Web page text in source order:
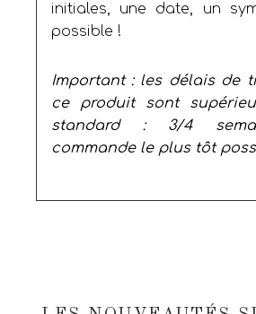
initiales, une date, un
possible !
Important : les délais de
ce produit sont
standard : 3/4
commande le plus tôt